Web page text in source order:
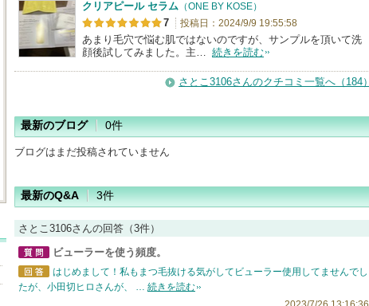
クリアピール セラム （ONE BY KOSE）
7 投稿日：2024/9/9 19:55:58
あまり毛穴で悩む肌ではないのですが、サンプルを頂いて洗
顔後試してみました。主… 続きを読む
さとこ3106さんのクチコミ一覧へ（184）
最新のブログ 0件
ブログはまだ投稿されていません
最新のQ&A 3件
さとこ3106さんの回答（3件）
質問
ビューラーを使う頻度。
回答
はじめまして！私もまつ毛抜ける気がしてビューラー使用してませんでし
たが、小田切ヒロさんが、 … 続きを読む